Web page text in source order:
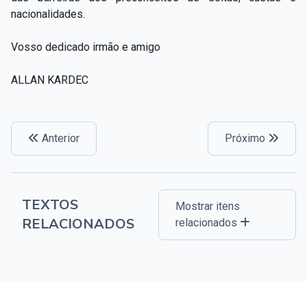
nacionalidades.
Vosso dedicado irmão e amigo
ALLAN KARDEC
Anterior Próximo
TEXTOS
RELACIONADOS
Mostrar itens
relacionados